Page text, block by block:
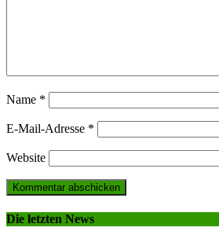
Name *
E-Mail-Adresse *
Website
Die letzten News